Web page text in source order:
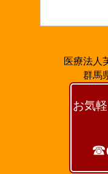
医療法人
群馬
お気
☎